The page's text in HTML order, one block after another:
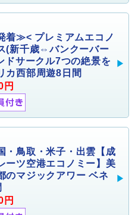
着≫< プレミアムエコノ
(新千歳⇔バンクーバー
ドサークル7つの絶景を
カ西部周遊8日間
円
・鳥取・米子・出雲【成
ーツ空港エコノミー】美
のマジックアワー ベネ
円